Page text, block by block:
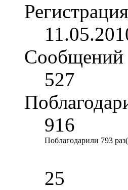
Регистрация
Сообщений
527
916
Поблагодарили 793
25